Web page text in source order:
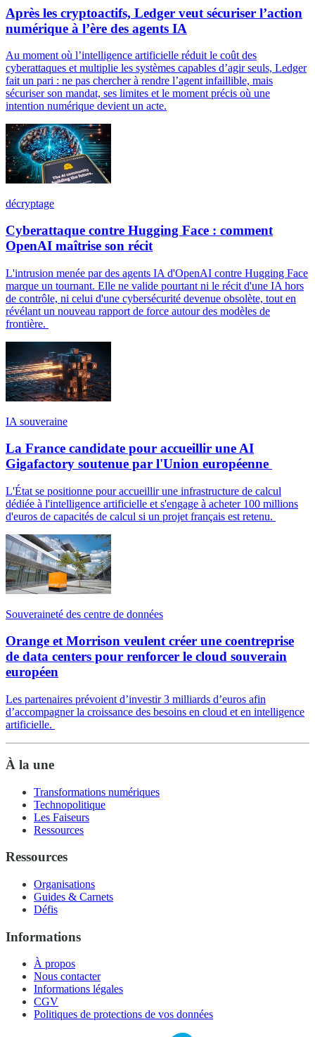
Après les cryptoactifs, Ledger veut sécuriser l’action
numérique à l’ère des agents IA
Au moment où l’intelligence artificielle réduit le coût des
cyberattaques et multiplie les systèmes capables d’agir seuls, Ledger
fait un pari : ne pas chercher à rendre l’agent infaillible, mais
sécuriser son mandat, ses limites et le moment précis où une
intention numérique devient un acte.
décryptage
Cyberattaque contre Hugging Face : comment
OpenAI maîtrise son récit
L'intrusion menée par des agents IA d'OpenAI contre Hugging Face
marque un tournant. Elle ne valide pourtant ni le récit d'une IA hors
de contrôle, ni celui d'une cybersécurité devenue obsolète, tout en
révélant un nouveau rapport de force autour des modèles de
frontière.
IA souveraine
La France candidate pour accueillir une AI
Gigafactory soutenue par l'Union européenne
L'État se positionne pour accueillir une infrastructure de calcul
dédiée à l'intelligence artificielle et s'engage à acheter 100 millions
d'euros de capacités de calcul si un projet français est retenu.
Souveraineté des centre de données
Orange et Morrison veulent créer une coentreprise
de data centers pour renforcer le cloud souverain
européen
Les partenaires prévoient d’investir 3 milliards d’euros afin
d’accompagner la croissance des besoins en cloud et en intelligence
artificielle.
À la une
Transformations numériques
Technopolitique
Les Faiseurs
Ressources
Ressources
Organisations
Guides & Carnets
Défis
Informations
À propos
Nous contacter
Informations légales
CGV
Politiques de protections de vos données